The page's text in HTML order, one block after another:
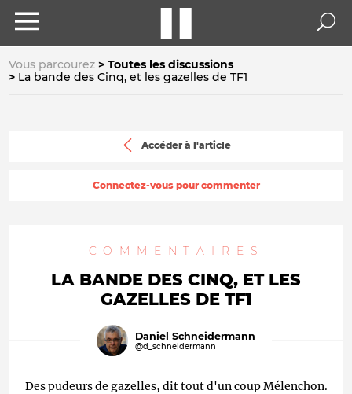
Vous parcourez
Toutes les discussions
La bande des Cinq, et les gazelles de TF1
Accéder à l'article
Connectez-vous pour commenter
COMMENTAIRES
LA BANDE DES CINQ, ET LES
GAZELLES DE TF1
Daniel Schneidermann
@d_schneidermann
Des pudeurs de gazelles, dit tout d'un coup Mélenchon.